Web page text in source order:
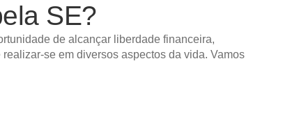
SE?
de alcançar liberdade financeira,
se em diversos aspectos da vida. Vamos